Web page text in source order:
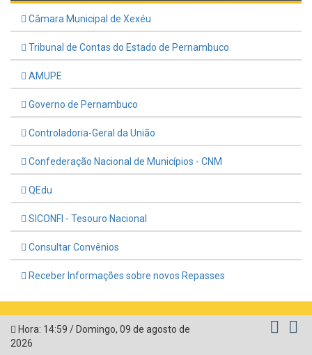
Câmara Municipal de Xexéu
Tribunal de Contas do Estado de Pernambuco
AMUPE
Governo de Pernambuco
Controladoria-Geral da União
Confederação Nacional de Municípios - CNM
QEdu
SICONFI - Tesouro Nacional
Consultar Convênios
Receber Informações sobre novos Repasses
Hora: 14:59 / Domingo, 09 de agosto de
2026